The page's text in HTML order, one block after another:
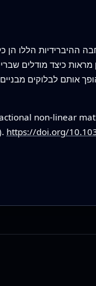
הללו הן כלים
מראות כיצד מודלים
אותם לבלוקים
non-linear
https://doi.org/